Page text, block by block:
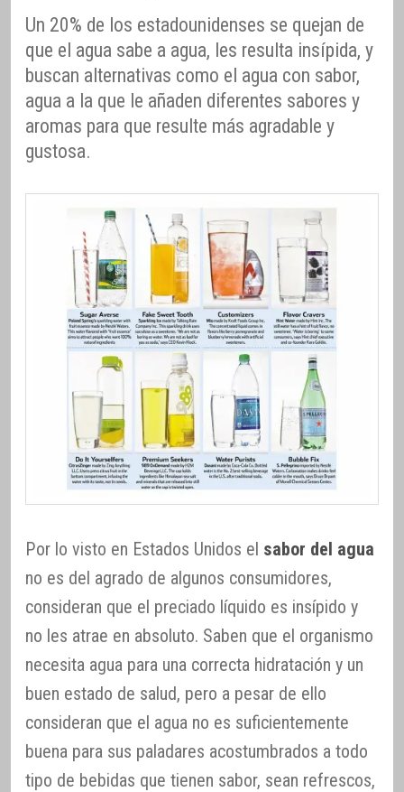
Un 20% de los estadounidenses se quejan de
que el agua sabe a agua, les resulta insípida, y
buscan alternativas como el agua con sabor,
agua a la que le añaden diferentes sabores y
aromas para que resulte más agradable y
gustosa.
Por lo visto en Estados Unidos el sabor del agua
no es del agrado de algunos consumidores,
consideran que el preciado líquido es insípido y
no les atrae en absoluto. Saben que el organismo
necesita agua para una correcta hidratación y un
buen estado de salud, pero a pesar de ello
consideran que el agua no es suficientemente
buena para sus paladares acostumbrados a todo
tipo de bebidas que tienen sabor, sean refrescos,